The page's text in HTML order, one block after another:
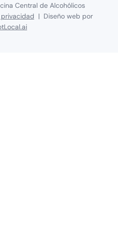
Central de Alcohólicos
| Diseño web por